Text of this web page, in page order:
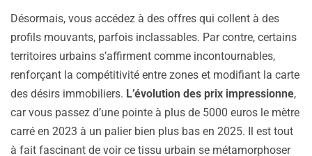
Désormais, vous accédez à des offres qui collent à des
profils mouvants, parfois inclassables. Par contre, certains
territoires urbains s’affirment comme incontournables,
renforçant la compétitivité entre zones et modifiant la carte
des désirs immobiliers. L’évolution des prix impressionne,
car vous passez d’une pointe à plus de 5000 euros le mètre
carré en 2023 à un palier bien plus bas en 2025. Il est tout
à fait fascinant de voir ce tissu urbain se métamorphoser